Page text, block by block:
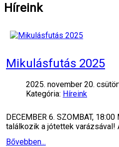
Híreink
Mikulásfutás 2025
2025. november 20.
Kategória: Híreink
DECEMBER 6. SZOMBAT,
találkozik a jótettek varázsával!
Bővebben...